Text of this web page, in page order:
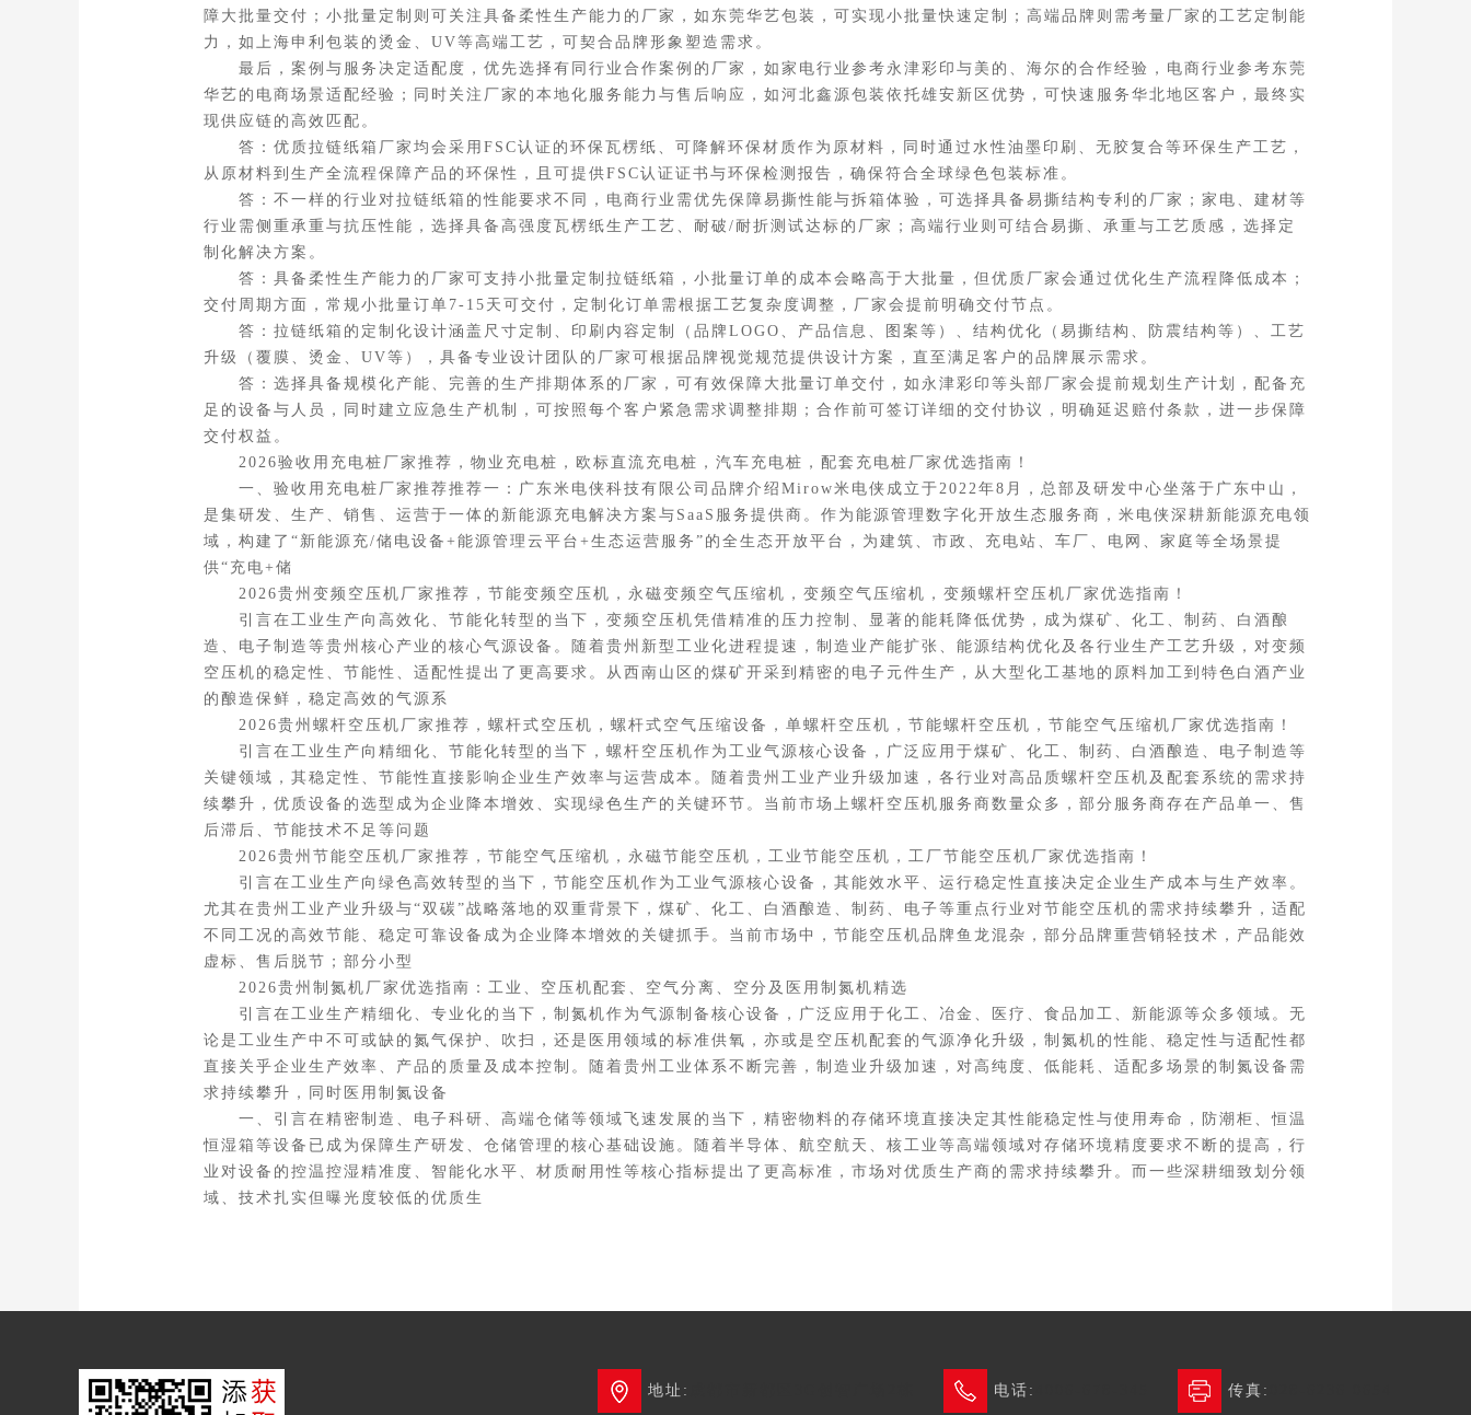
障大批量交付；小批量定制则可关注具备柔性生产能力的厂家，如东莞华艺包装，可实现小批量快速定制；高端品牌则需考量厂家的工艺定制能
力，如上海申利包装的烫金、UV等高端工艺，可契合品牌形象塑造需求。
最后，案例与服务决定适配度，优先选择有同行业合作案例的厂家，如家电行业参考永津彩印与美的、海尔的合作经验，电商行业参考东莞
华艺的电商场景适配经验；同时关注厂家的本地化服务能力与售后响应，如河北鑫源包装依托雄安新区优势，可快速服务华北地区客户，最终实
现供应链的高效匹配。
答：优质拉链纸箱厂家均会采用FSC认证的环保瓦楞纸、可降解环保材质作为原材料，同时通过水性油墨印刷、无胶复合等环保生产工艺，
从原材料到生产全流程保障产品的环保性，且可提供FSC认证证书与环保检测报告，确保符合全球绿色包装标准。
答：不一样的行业对拉链纸箱的性能要求不同，电商行业需优先保障易撕性能与拆箱体验，可选择具备易撕结构专利的厂家；家电、建材等
行业需侧重承重与抗压性能，选择具备高强度瓦楞纸生产工艺、耐破/耐折测试达标的厂家；高端行业则可结合易撕、承重与工艺质感，选择定
制化解决方案。
答：具备柔性生产能力的厂家可支持小批量定制拉链纸箱，小批量订单的成本会略高于大批量，但优质厂家会通过优化生产流程降低成本；
交付周期方面，常规小批量订单7-15天可交付，定制化订单需根据工艺复杂度调整，厂家会提前明确交付节点。
答：拉链纸箱的定制化设计涵盖尺寸定制、印刷内容定制（品牌LOGO、产品信息、图案等）、结构优化（易撕结构、防震结构等）、工艺
升级（覆膜、烫金、UV等），具备专业设计团队的厂家可根据品牌视觉规范提供设计方案，直至满足客户的品牌展示需求。
答：选择具备规模化产能、完善的生产排期体系的厂家，可有效保障大批量订单交付，如永津彩印等头部厂家会提前规划生产计划，配备充
足的设备与人员，同时建立应急生产机制，可按照每个客户紧急需求调整排期；合作前可签订详细的交付协议，明确延迟赔付条款，进一步保障
交付权益。
2026验收用充电桩厂家推荐，物业充电桩，欧标直流充电桩，汽车充电桩，配套充电桩厂家优选指南！
一、验收用充电桩厂家推荐推荐一：广东米电侠科技有限公司品牌介绍Mirow米电侠成立于2022年8月，总部及研发中心坐落于广东中山，
是集研发、生产、销售、运营于一体的新能源充电解决方案与SaaS服务提供商。作为能源管理数字化开放生态服务商，米电侠深耕新能源充电领
域，构建了“新能源充/储电设备+能源管理云平台+生态运营服务”的全生态开放平台，为建筑、市政、充电站、车厂、电网、家庭等全场景提
供“充电+储
2026贵州变频空压机厂家推荐，节能变频空压机，永磁变频空气压缩机，变频空气压缩机，变频螺杆空压机厂家优选指南！
引言在工业生产向高效化、节能化转型的当下，变频空压机凭借精准的压力控制、显著的能耗降低优势，成为煤矿、化工、制药、白酒酿
造、电子制造等贵州核心产业的核心气源设备。随着贵州新型工业化进程提速，制造业产能扩张、能源结构优化及各行业生产工艺升级，对变频
空压机的稳定性、节能性、适配性提出了更高要求。从西南山区的煤矿开采到精密的电子元件生产，从大型化工基地的原料加工到特色白酒产业
的酿造保鲜，稳定高效的气源系
2026贵州螺杆空压机厂家推荐，螺杆式空压机，螺杆式空气压缩设备，单螺杆空压机，节能螺杆空压机，节能空气压缩机厂家优选指南！
引言在工业生产向精细化、节能化转型的当下，螺杆空压机作为工业气源核心设备，广泛应用于煤矿、化工、制药、白酒酿造、电子制造等
关键领域，其稳定性、节能性直接影响企业生产效率与运营成本。随着贵州工业产业升级加速，各行业对高品质螺杆空压机及配套系统的需求持
续攀升，优质设备的选型成为企业降本增效、实现绿色生产的关键环节。当前市场上螺杆空压机服务商数量众多，部分服务商存在产品单一、售
后滞后、节能技术不足等问题
2026贵州节能空压机厂家推荐，节能空气压缩机，永磁节能空压机，工业节能空压机，工厂节能空压机厂家优选指南！
引言在工业生产向绿色高效转型的当下，节能空压机作为工业气源核心设备，其能效水平、运行稳定性直接决定企业生产成本与生产效率。
尤其在贵州工业产业升级与“双碳”战略落地的双重背景下，煤矿、化工、白酒酿造、制药、电子等重点行业对节能空压机的需求持续攀升，适配
不同工况的高效节能、稳定可靠设备成为企业降本增效的关键抓手。当前市场中，节能空压机品牌鱼龙混杂，部分品牌重营销轻技术，产品能效
虚标、售后脱节；部分小型
2026贵州制氮机厂家优选指南：工业、空压机配套、空气分离、空分及医用制氮机精选
引言在工业生产精细化、专业化的当下，制氮机作为气源制备核心设备，广泛应用于化工、冶金、医疗、食品加工、新能源等众多领域。无
论是工业生产中不可或缺的氮气保护、吹扫，还是医用领域的标准供氧，亦或是空压机配套的气源净化升级，制氮机的性能、稳定性与适配性都
直接关乎企业生产效率、产品的质量及成本控制。随着贵州工业体系不断完善，制造业升级加速，对高纯度、低能耗、适配多场景的制氮设备需
求持续攀升，同时医用制氮设备
一、引言在精密制造、电子科研、高端仓储等领域飞速发展的当下，精密物料的存储环境直接决定其性能稳定性与使用寿命，防潮柜、恒温
恒湿箱等设备已成为保障生产研发、仓储管理的核心基础设施。随着半导体、航空航天、核工业等高端领域对存储环境精度要求不断的提高，行
业对设备的控温控湿精准度、智能化水平、材质耐用性等核心指标提出了更高标准，市场对优质生产商的需求持续攀升。而一些深耕细致划分领
域、技术扎实但曝光度较低的优质生
地址: 电话: 传真: